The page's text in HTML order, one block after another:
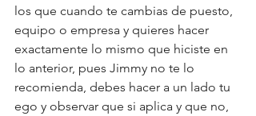
los que cuando te cambias de puesto,
equipo o empresa y quieres hacer
exactamente lo mismo que hiciste en
lo anterior, pues Jimmy no te lo
recomienda, debes hacer a un lado tu
ego y observar que si aplica y que no,